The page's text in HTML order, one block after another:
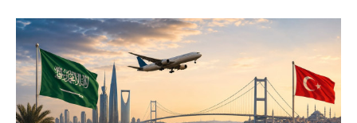
uğrunda rəqabətlə birləşərək silahlı qrupların fəaliyyət
göstərməsi üçün əlverişli mühit yaradır.